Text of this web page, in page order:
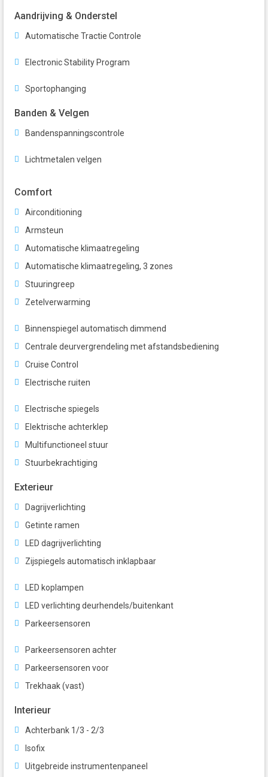
Aandrijving & Onderstel
Automatische Tractie Controle
Electronic Stability Program
Sportophanging
Banden & Velgen
Bandenspanningscontrole
Lichtmetalen velgen
Comfort
Airconditioning
Armsteun
Automatische klimaatregeling
Automatische klimaatregeling, 3 zones
Stuuringreep
Zetelverwarming
Binnenspiegel automatisch dimmend
Centrale deurvergrendeling met afstandsbediening
Cruise Control
Electrische ruiten
Electrische spiegels
Elektrische achterklep
Multifunctioneel stuur
Stuurbekrachtiging
Exterieur
Dagrijverlichting
Getinte ramen
LED dagrijverlichting
Zijspiegels automatisch inklapbaar
LED koplampen
LED verlichting deurhendels/buitenkant
Parkeersensoren
Parkeersensoren achter
Parkeersensoren voor
Trekhaak (vast)
Interieur
Achterbank 1/3 - 2/3
Isofix
Uitgebreide instrumentenpaneel